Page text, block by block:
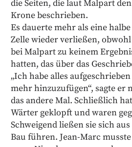
die Seiten, die laut Malpart
Krone beschrieben.
Es dauerte mehr als eine
Zelle wieder verließen,
bei Malpart zu keinem
hatten, das über das
„Ich habe alles
mehr hinzuzufügen“, sagte er
das andere Mal. Schließlich
Wärter geklopft und waren
Schweigend ließen sie sich
Bau führen. Jean-Marc